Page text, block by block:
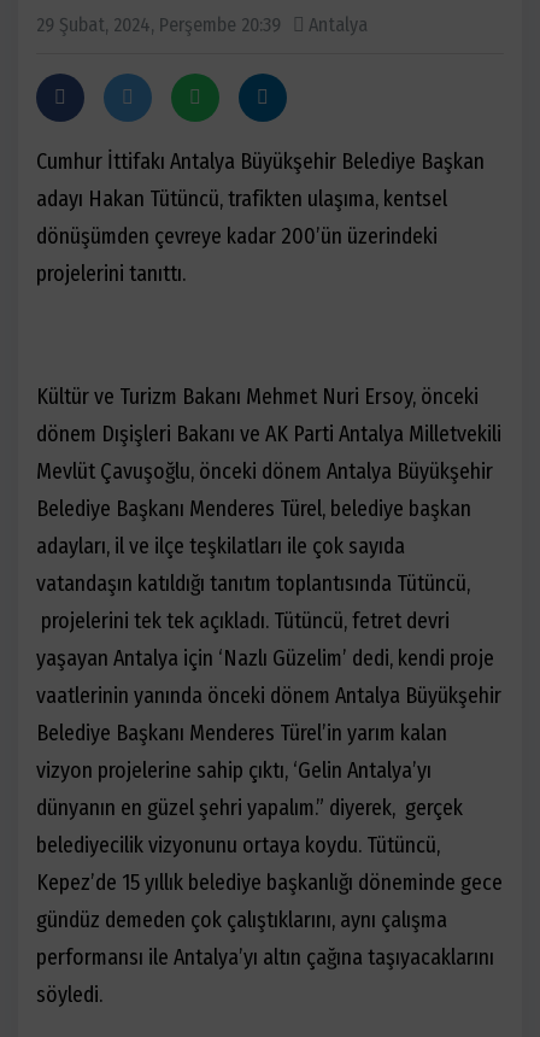
29 Şubat, 2024, Perşembe 20:39 Antalya
Cumhur İttifakı Antalya Büyükşehir Belediye Başkan
adayı Hakan Tütüncü, trafikten ulaşıma, kentsel
dönüşümden çevreye kadar 200’ün üzerindeki
projelerini tanıttı.
Kültür ve Turizm Bakanı Mehmet Nuri Ersoy, önceki
dönem Dışişleri Bakanı ve AK Parti Antalya Milletvekili
Mevlüt Çavuşoğlu, önceki dönem Antalya Büyükşehir
Belediye Başkanı Menderes Türel, belediye başkan
adayları, il ve ilçe teşkilatları ile çok sayıda
vatandaşın katıldığı tanıtım toplantısında Tütüncü,
projelerini tek tek açıkladı. Tütüncü, fetret devri
yaşayan Antalya için ‘Nazlı Güzelim’ dedi, kendi proje
vaatlerinin yanında önceki dönem Antalya Büyükşehir
Belediye Başkanı Menderes Türel’in yarım kalan
vizyon projelerine sahip çıktı, ‘Gelin Antalya’yı
dünyanın en güzel şehri yapalım.” diyerek, gerçek
belediyecilik vizyonunu ortaya koydu. Tütüncü,
Kepez’de 15 yıllık belediye başkanlığı döneminde gece
gündüz demeden çok çalıştıklarını, aynı çalışma
performansı ile Antalya’yı altın çağına taşıyacaklarını
söyledi.